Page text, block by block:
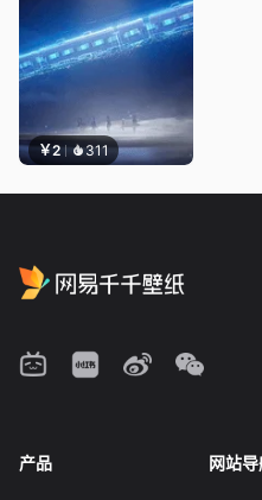
￥2 311
产品 网站导